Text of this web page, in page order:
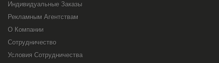
Индивидуальные Заказы
Рекламным Агентствам
О Компании
Сотрудничество
Условия Сотрудничества